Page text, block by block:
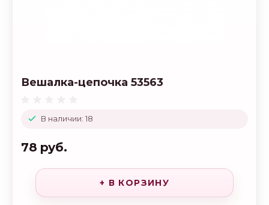
В наличии: 18
Вешалка-цепочка 53563
78 руб.
+ В КОРЗИНУ